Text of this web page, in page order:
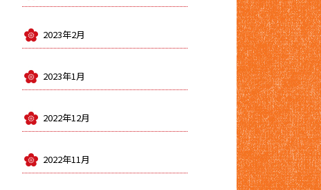
2023年2月
2023年1月
2022年12月
2022年11月